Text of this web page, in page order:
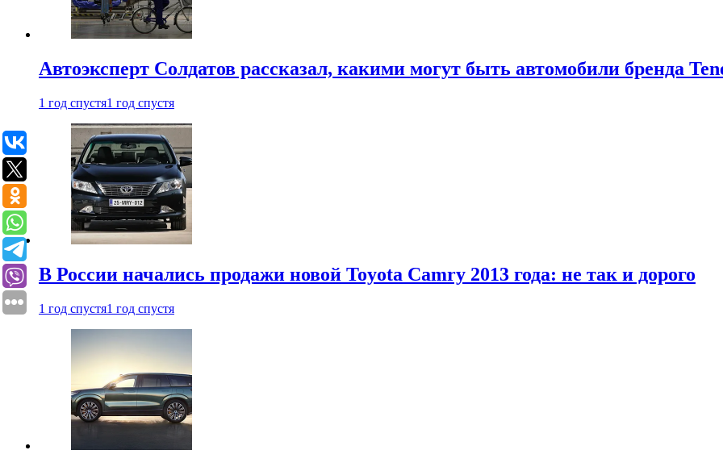
Автоэксперт Солдатов рассказал, какими могут быть автомобили бренда
1 год спустя1 год спустя
В России начались продажи новой Toyota Camry 2013 года: не так и дорого
1 год спустя1 год спустя